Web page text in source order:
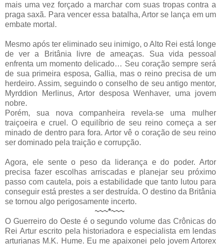
mais uma vez forçado a marchar com suas tropas contra a
praga saxã. Para vencer essa batalha, Artor se lança em um
embate mortal.
Mesmo após ter eliminado seu inimigo, o Alto Rei está longe
de ver a Britânia livre de ameaças. Sua vida pessoal
enfrenta um momento delicado… Seu coração sempre será
de sua primeira esposa, Gallia, mas o reino precisa de um
herdeiro. Assim, seguindo o conselho de seu antigo mentor,
Myrddion Merlinus, Artor desposa Wenhaver, uma jovem
nobre.
Porém, sua nova companheira revela-se uma mulher
traiçoeira e cruel. O equilíbrio de seu reino começa a ser
minado de dentro para fora. Artor vê o coração de seu reino
ser dominado pela traição e corrupção.
Agora, ele sente o peso da liderança e do poder. Artor
precisa fazer escolhas arriscadas e planejar seu próximo
passo com cautela, pois a estabilidade que tanto lutou para
conseguir está prestes a ser destruída. O destino da Britânia
se tornou algo perigosamente incerto.
~~~*~~~
O Guerreiro do Oeste é o segundo volume das Crônicas do
Rei Artur escrito pela historiadora e especialista em lendas
arturianas M.K. Hume. Eu me apaixonei pelo jovem Artorex